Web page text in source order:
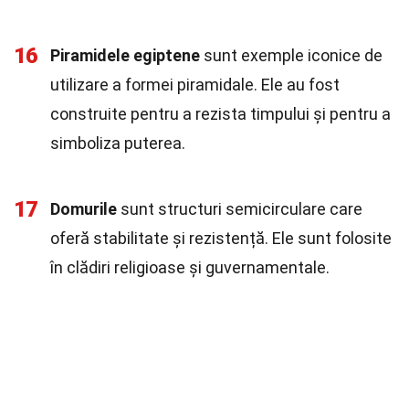
16 Piramidele egiptene sunt exemple iconice de
utilizare a formei piramidale. Ele au fost
construite pentru a rezista timpului și pentru a
simboliza puterea.
17 Domurile sunt structuri semicirculare care
oferă stabilitate și rezistență. Ele sunt folosite
în clădiri religioase și guvernamentale.